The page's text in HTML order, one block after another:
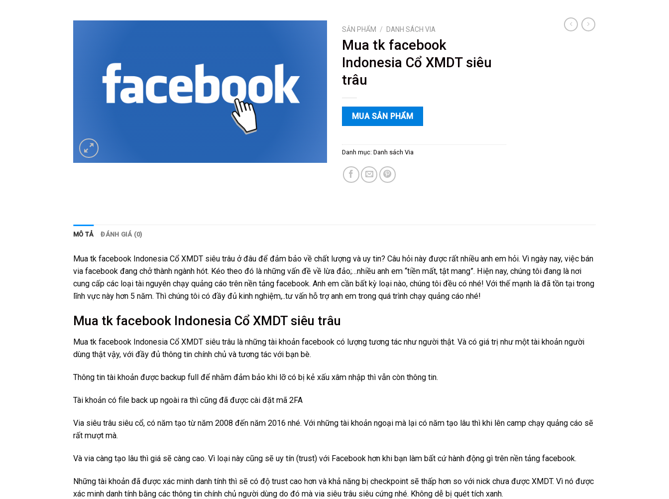
SẢN PHẨM / DANH SÁCH VIA
Mua tk facebook
Indonesia Cổ XMDT siêu
trâu
MUA SẢN PHẨM
Danh mục: Danh sách Via
MÔ TẢ ĐÁNH GIÁ (0)
Mua tk facebook Indonesia Cổ XMDT siêu trâu ở đâu để đảm bảo về chất lượng và uy tin? Câu hỏi này được rất nhiều anh em hỏi. Vì ngày nay, việc bán
via facebook đang chở thành ngành hót. Kéo theo đó là những vấn đề về lừa đảo;…nhiều anh em “tiền mất, tật mang”. Hiện nay, chúng tôi đang là nơi
cung cấp các loại tài nguyên chạy quảng cáo trên nền tảng facebook. Anh em cần bất kỳ loại nào, chúng tôi đều có nhé! Với thế mạnh là đã tồn tại trong
lĩnh vực này hơn 5 năm. Thì chúng tôi có đầy đủ kinh nghiệm,..tư vấn hỗ trợ anh em trong quá trình chạy quảng cáo nhé!
Mua tk facebook Indonesia Cổ XMDT siêu trâu
Mua tk facebook Indonesia Cổ XMDT siêu trâu là những tài khoản facebook có lượng tương tác như người thật. Và có giá trị như một tài khoản người
dùng thật vậy, với đầy đủ thông tin chính chủ và tương tác với bạn bè.
Thông tin tài khoản được backup full để nhằm đảm bảo khi lỡ có bị kẻ xấu xâm nhập thì vẫn còn thông tin.
Tài khoản có file back up ngoài ra thì cũng đã được cài đặt mã 2FA
Via siêu trâu siêu cổ, có năm tạo từ năm 2008 đến năm 2016 nhé. Với những tài khoản ngoại mà lại có năm tạo lâu thì khi lên camp chạy quảng cáo sẽ
rất mượt mà.
Và via càng tạo lâu thì giá sẽ càng cao. Vì loại này cũng sẽ uy tín (trust) với Facebook hơn khi bạn làm bất cứ hành động gì trên nền tảng facebook.
Những tài khoản đã được xác minh danh tính thì sẽ có độ trust cao hơn và khả năng bị checkpoint sẽ thấp hơn so với nick chưa được XMDT. Vì nó được
xác minh danh tính bằng các thông tin chính chủ người dùng do đó mà via siêu trâu siêu cứng nhé. Không dễ bị quét tích xanh.